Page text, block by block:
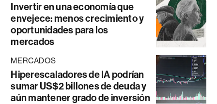
Invertir en una economía que
envejece: menos crecimiento y
oportunidades para los
mercados
MERCADOS
Hiperescaladores de IA podrían
sumar US$2 billones de deuda y
aún mantener grado de inversión